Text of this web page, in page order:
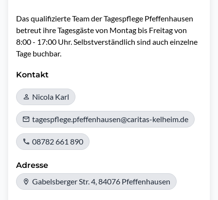
Das qualifizierte Team der Tagespflege Pfeffenhausen
betreut ihre Tagesgäste von Montag bis Freitag von
8:00 - 17:00 Uhr. Selbstverständlich sind auch einzelne
Kontakt
Nicola Karl
tagespflege.pfeffenhausen@caritas-kelheim.de
08782 661 890
Adresse
Gabelsberger Str. 4, 84076 Pfeffenhausen